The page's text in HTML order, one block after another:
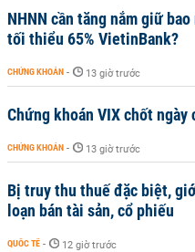
NHNN cần tăng nắm giữ
tối thiểu 65% VietinBank?
CHỨNG KHOÁN - 13 giờ trước
Chứng khoán VIX chốt
CHỨNG KHOÁN - 13 giờ trước
Bị truy thu thuế đặc biệt,
loạn bán tài sản, cổ phiếu
QUỐC TẾ - 12 giờ trước